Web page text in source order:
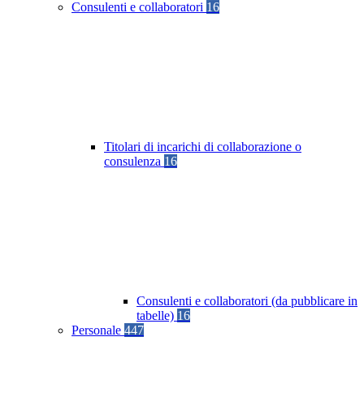
Consulenti e collaboratori 16
Titolari di incarichi di collaborazione o
consulenza 16
Consulenti e collaboratori (da pubblicare in
tabelle) 16
Personale 447